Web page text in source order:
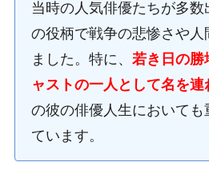
当時の人気俳優たちが多
の役柄で戦争の悲惨さや人
ました。特に、 若き日の勝
ャストの一人として名を連
の彼の俳優人生においても
ています。